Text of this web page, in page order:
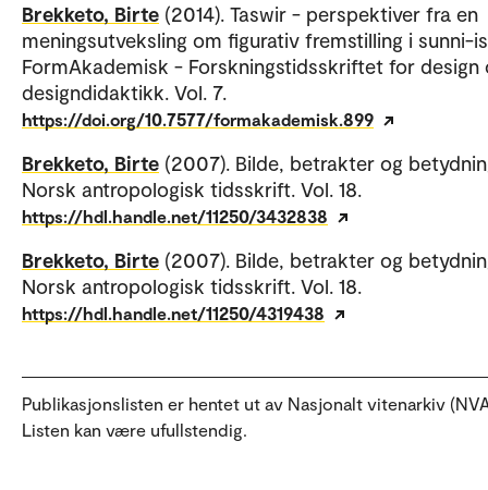
Brekketo, Birte (2014). Taswir - perspektiver fra en
meningsutveksling om figurativ fremstilling i sunni-
FormAkademisk - Forskningstidsskriftet for design
designdidaktikk. Vol. 7.
https://doi.org/10.7577/formakademisk.899
Brekketo, Birte (2007). Bilde, betrakter og
Norsk antropologisk tidsskrift. Vol. 18.
https://hdl.handle.net/11250/3432838
Brekketo, Birte (2007). Bilde, betrakter og
Norsk antropologisk tidsskrift. Vol. 18.
https://hdl.handle.net/11250/4319438
Publikasjonslisten er hentet ut av Nasjonalt vitenarkiv
Listen kan være ufullstendig.